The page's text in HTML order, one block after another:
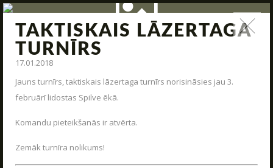
TAKTISKAIS LĀZERTAGA
TURNĪRS
17.01.2018
Jauns turnīrs, taktiskais lāzertaga turnīrs norisināsies jau 3.
februārī lidostas Spilve ēkā.
Komandu pieteikšanās ir atvērta.
Zemāk turnīra nolikums!
ZIŅAS
Jauna arsenāla ienākšana, poligona modernizācija,
interesantas kaujas un jauni piedāvājumi – tas viss un vēl
daudz kas cits mūsu ziņas.